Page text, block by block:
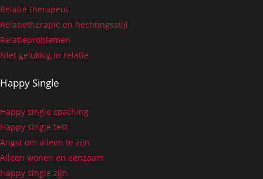
Relatie therapeut
Relatietherapie en hechtingsstijl
Relatieproblemen
Niet gelukkig in relatie
Happy Single
Happy single coaching
Happy single test
Angst om alleen te zijn
Alleen wonen en eenzaam
Happy single zijn